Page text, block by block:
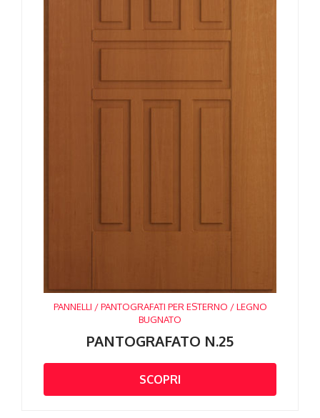
PANNELLI / PANTOGRAFATI PER ESTERNO / LEGNO
BUGNATO
PANTOGRAFATO N.25
SCOPRI